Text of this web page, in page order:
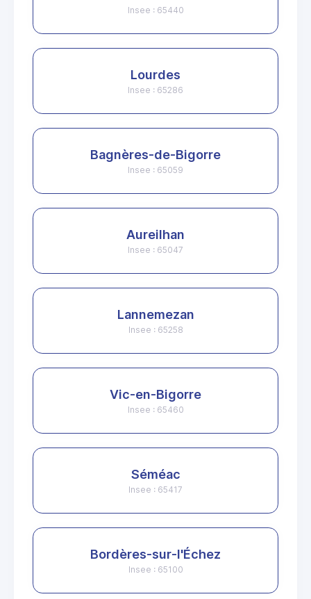
Insee : 65440
Lourdes
Insee : 65286
Bagnères-de-Bigorre
Insee : 65059
Aureilhan
Insee : 65047
Lannemezan
Insee : 65258
Vic-en-Bigorre
Insee : 65460
Séméac
Insee : 65417
Bordères-sur-l'Échez
Insee : 65100